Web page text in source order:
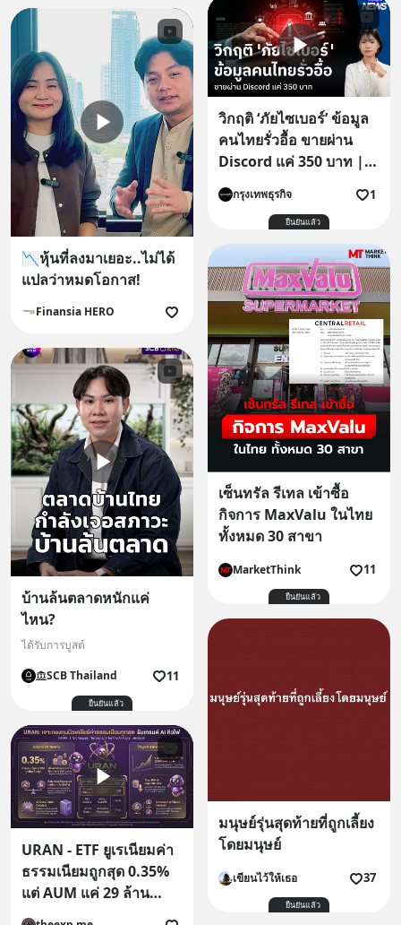
วิกฤติ ‘ภัยไซเบอร์’ ข้อมูล
คนไทยรั่วอื้อ ขายผ่าน
Discord แค่ 350 บาท |
กรุงเทพธุรกิจNEWS
กรุงเทพธุรกิจ 1
ยืนยันแล้ว
📉หุ้นที่ลงมาเยอะ..ไม่ได้
แปลว่าหมดโอกาส!
Finansia HERO
เซ็นทรัล รีเทล เข้าซื้อ
กิจการ MaxValu ในไทย
ทั้งหมด 30 สาขา
MarketThink 11
ยืนยันแล้ว
บ้านล้นตลาดหนักแค่
ไหน?
ได้รับการบูสต์
SCB Thailand 11
ยืนยันแล้ว
มนุษย์รุ่นสุดท้ายที่ถูกเลี้ยง
โดยมนุษย์
เขียนไว้ให้เธอ 37
ยืนยันแล้ว
URAN - ETF ยูเรเนียมค่า
ธรรมเนียมถูกสุด 0.35%
แต่ AUM แค่ 29 ล้าน
ดอลลาร์